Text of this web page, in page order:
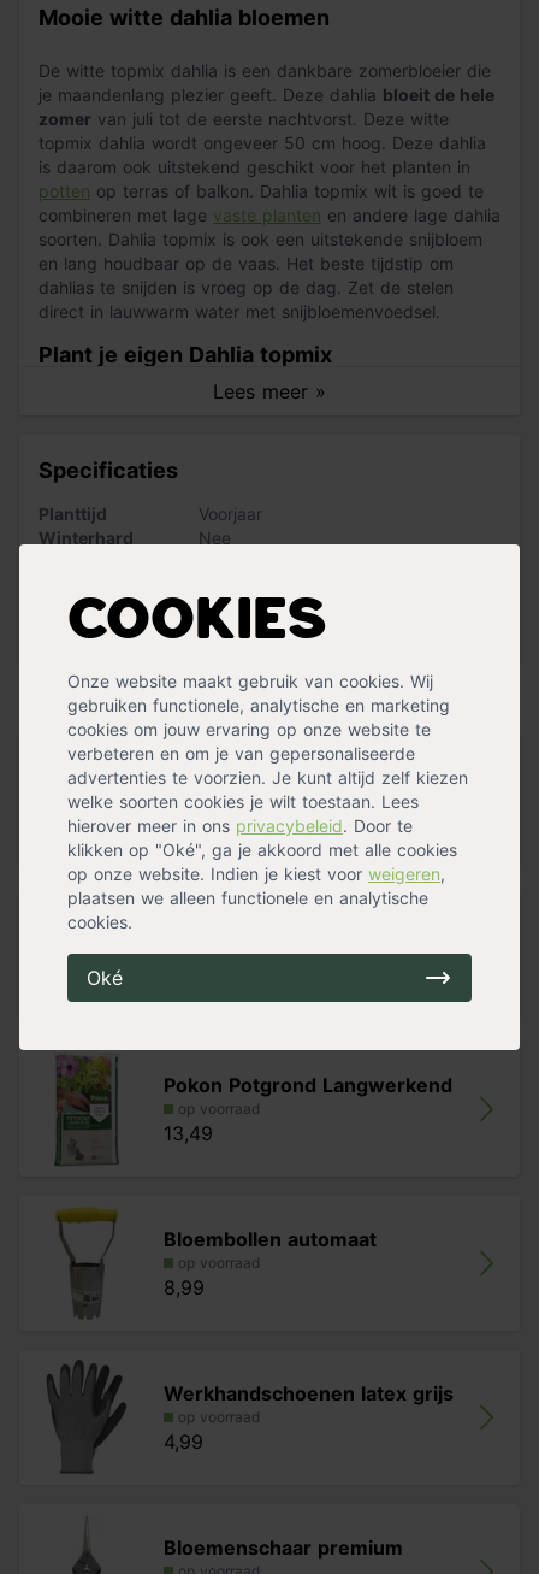
Cookies
Onze website maakt gebruik van cookies. Wij
gebruiken functionele, analytische en marketing
cookies om jouw ervaring op onze website te
verbeteren en om je van gepersonaliseerde
advertenties te voorzien. Je kunt altijd zelf kiezen
welke soorten cookies je wilt toestaan. Lees
hierover meer in ons privacybeleid. Door te
klikken op "Oké", ga je akkoord met alle cookies
op onze website. Indien je kiest voor weigeren,
plaatsen we alleen functionele en analytische
cookies.
Oké
Mooie witte dahlia bloemen
De witte topmix dahlia is een dankbare zomerbloeier die
je maandenlang plezier geeft. Deze dahlia bloeit de hele
zomer van juli tot de eerste nachtvorst. Deze witte
topmix dahlia wordt ongeveer 50 cm hoog. Deze dahlia
is daarom ook uitstekend geschikt voor het planten in
potten op terras of balkon. Dahlia topmix wit is goed te
combineren met lage vaste planten en andere lage dahlia
soorten. Dahlia topmix is ook een uitstekende snijbloem
en lang houdbaar op de vaas. Het beste tijdstip om
dahlias te snijden is vroeg op de dag. Zet de stelen
direct in lauwwarm water met snijbloemenvoedsel.
Lees meer »
Plant je eigen Dahlia topmix
plantgat met goede potgrond. Leg de knollen voorzichtig
in het plantgat en dek af met 3-5 cm aarde. De
plantafstand van de knollen is 40 cm. Geef na het
een vorstvrije plaats en je hebt er jarenlang plezier van.
van de bloembol
aan voor de juiste plantdiepte en -
afstand.
Specificaties
Planttijd
Voorjaar
Winterhard
Nee
Maximalehoogte
50 cm
Bloemkleur
Wit
Meer specificaties »
Handig voor erbij
Verplantschepje breed
op voorraad
8,99
op voorraad
Pokon Potgrond Langwerkend
op voorraad
13,49
Bloembollen automaat
op voorraad
8,99
Werkhandschoenen latex grijs
op voorraad
4,99
Bloemenschaar premium